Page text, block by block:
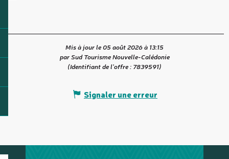
Mis à jour le 05 août 2026 à 13:15
par Sud Tourisme Nouvelle-Calédonie
(Identifiant de l'offre : 7839591)
Signaler une erreur